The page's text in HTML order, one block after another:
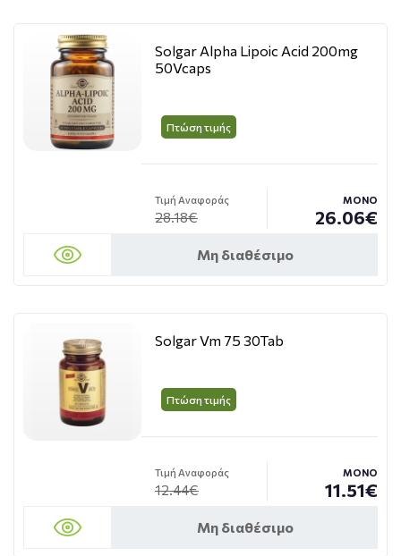
Solgar Alpha Lipoic Acid 200mg
50Vcaps
Πτώση τιμής
Τιμή Αναφοράς
28.18€
ΜΟΝΟ
26.06€
Μη διαθέσιμο
Solgar Vm 75 30Tab
Πτώση τιμής
Τιμή Αναφοράς
12.44€
ΜΟΝΟ
11.51€
Μη διαθέσιμο